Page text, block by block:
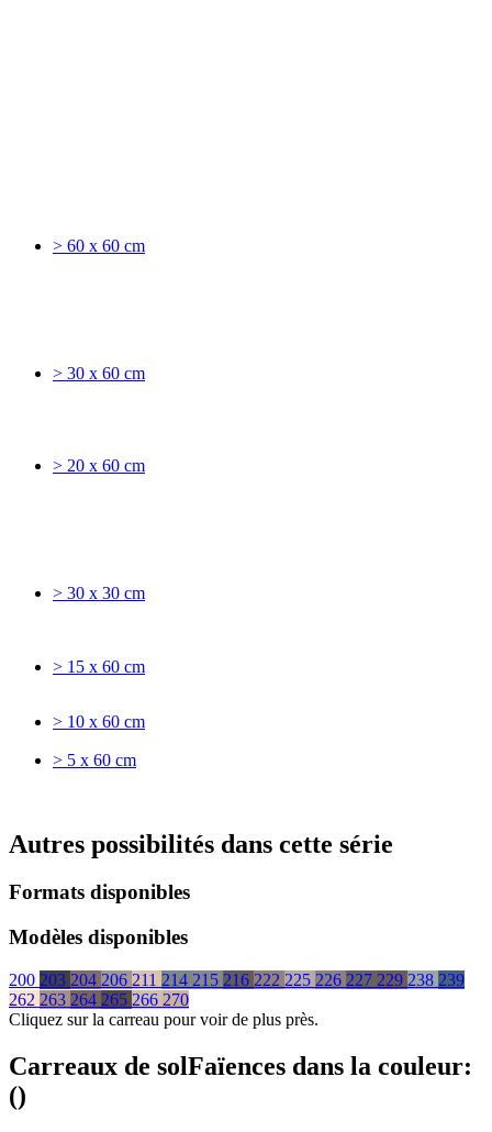
> 60 x 60 cm
> 30 x 60 cm
> 20 x 60 cm
> 30 x 30 cm
> 15 x 60 cm
> 10 x 60 cm
> 5 x 60 cm
Autres possibilités dans cette série
Formats disponibles
Modèles disponibles
200 203 204 206 211 214 215 216 222 225 226 227 229 238 239
262 263 264 265 266 270
Cliquez sur la carreau pour voir de plus près.
Carreaux de solFaïences dans la couleur:
()